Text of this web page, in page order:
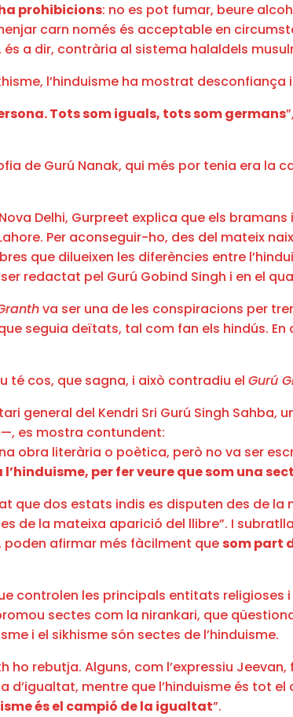
prohibicions: no es pot fumar, beure
carn només és acceptable en
és a dir, contrària al sistema halaldels
l’hinduisme ha mostrat
Tots som iguals, tots som germans
de Gurú Nanak, qui més por tenia era la
Delhi, Gurpreet explica que els
Per aconseguir-ho, des del mateix
que dilueixen les diferències entre
redactat pel Gurú Gobind Singh i en el
va ser una de les conspiracions per
seguia deïtats, tal com fan els hindús.
té cos, que sagna, i això contradiu el Gurú
general del Kendri Sri Gurú Singh
es mostra contundent:
obra literària o poètica, però no va ser
per fer veure que som una
que dos estats indis es disputen des de la
de la mateixa aparició del llibre”. I
poden afirmar més fàcilment quesom part
controlen les principals entitats
sectes com la nirankari, que
i el sikhisme són sectes de l’hinduisme.
ho rebutja. Alguns, com l’expressiu
d’igualtat, mentre que l’hinduisme és tot
és el campió de la igualtat”.